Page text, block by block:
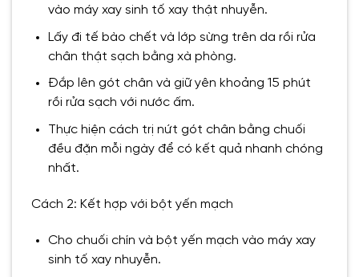
vào máy xay sinh tố xay thật nhuyễn.
Lấy đi tế bào chết và lớp sừng trên da rồi rửa
chân thật sạch bằng xà phòng.
Đắp lên gót chân và giữ yên khoảng 15 phút
rồi rửa sạch với nước ấm.
Thực hiện cách trị nứt gót chân bằng chuối
đều đặn mỗi ngày để có kết quả nhanh chóng
nhất.
Cách 2: Kết hợp với bột yến mạch
Cho chuối chín và bột yến mạch vào máy xay
sinh tố xay nhuyễn.